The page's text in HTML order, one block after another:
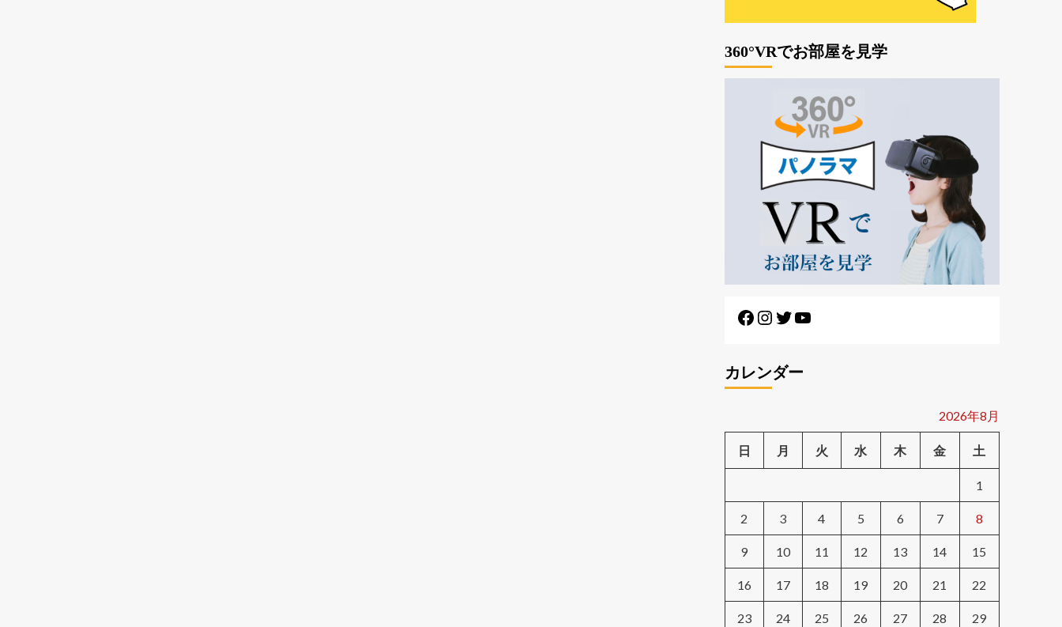
360°VRでお部屋を見学
カレンダー
2026年8月
日 月 火 水 木 金 土
1
2 3 4 5 6 7 8
9 10 11 12 13 14 15
16 17 18 19 20 21 22
23 24 25 26 27 28 29